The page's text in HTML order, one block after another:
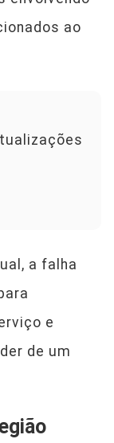
ao
a falha
e
de um